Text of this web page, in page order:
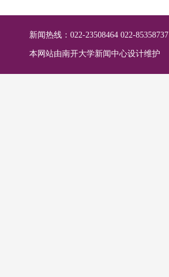
新闻热线：022-23508464 022-85358737
本网站由南开大学新闻中心设计维护